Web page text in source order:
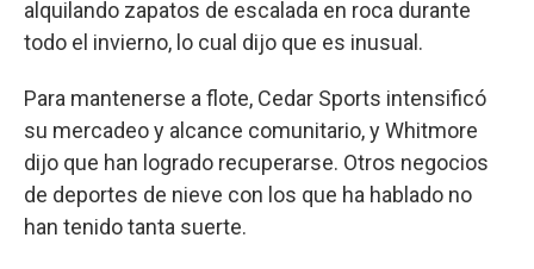
alquilando zapatos de escalada en roca durante
todo el invierno, lo cual dijo que es inusual.
Para mantenerse a flote, Cedar Sports intensificó
su mercadeo y alcance comunitario, y Whitmore
dijo que han logrado recuperarse. Otros negocios
de deportes de nieve con los que ha hablado no
han tenido tanta suerte.